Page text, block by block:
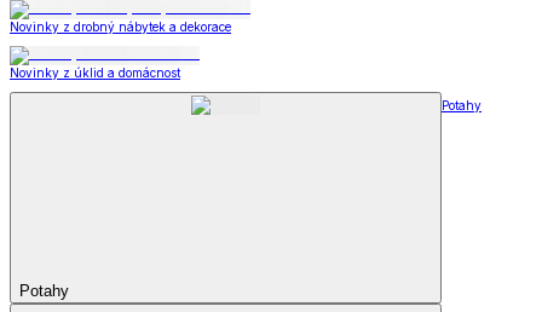
Novinky z drobný nábytek a dekorace
Novinky z úklid a domácnost
Potahy
Potahy